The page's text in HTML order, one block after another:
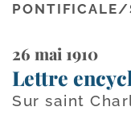
PONTIFICALE/
26 mai 1910
Lettre
Sur saint